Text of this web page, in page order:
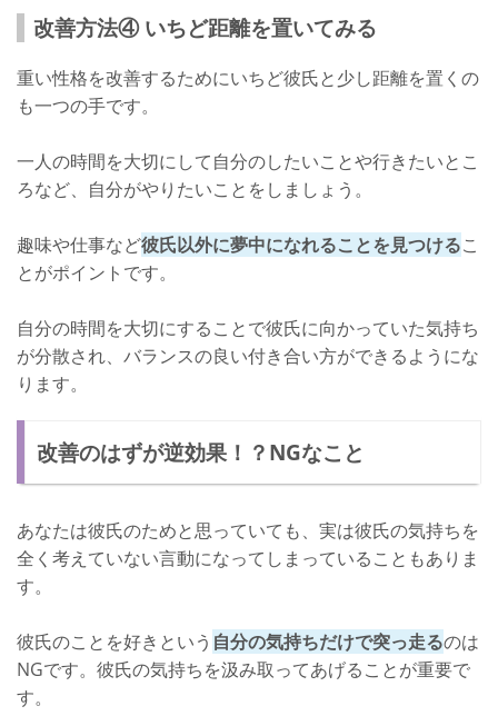
改善方法④ いちど距離を置いてみる
重い性格を改善するためにいちど彼氏と少し距離を置くの
も一つの手です。
一人の時間を大切にして自分のしたいことや行きたいとこ
ろなど、自分がやりたいことをしましょう。
趣味や仕事など彼氏以外に夢中になれることを見つけるこ
とがポイントです。
自分の時間を大切にすることで彼氏に向かっていた気持ち
が分散され、バランスの良い付き合い方ができるようにな
ります。
改善のはずが逆効果！？NGなこと
あなたは彼氏のためと思っていても、実は彼氏の気持ちを
全く考えていない言動になってしまっていることもありま
す。
彼氏のことを好きという 自分の気持ちだけで突っ走るのは
NGです。彼氏の気持ちを汲み取ってあげることが重要で
す。